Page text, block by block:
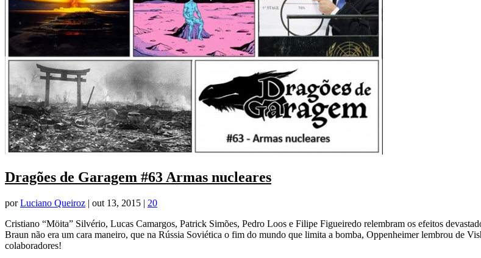
Dragões de Garagem #63 Armas nucleares
porLuciano Queiroz | out 13, 2015 | 20
Cristiano “Möita” Silvério, Lucas Camargos, Patrick Simões, Pedro Loos e Filipe Figueiredo relembram os efeitos
Braun não era um cara maneiro, que na Rússia Soviética o fim do mundo que limita a bomba, Oppenheimer lembrou de
colaboradores!